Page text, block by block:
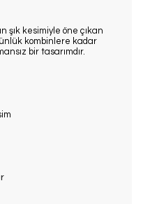
şık kesimiyle öne çıkan
kombinlere kadar
bir tasarımdır.